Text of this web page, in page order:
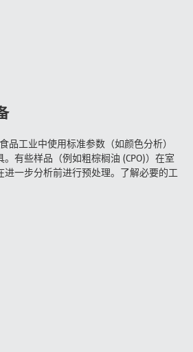
品工业中使用标准参数（如颜色分析）
有些样品（例如粗棕榈油 (CPO)）在室
进一步分析前进行预处理。了解必要的工